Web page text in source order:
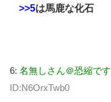
>>5は馬鹿な化石
6: 名無しさん＠恐縮です
ID:N6OrxTwb0